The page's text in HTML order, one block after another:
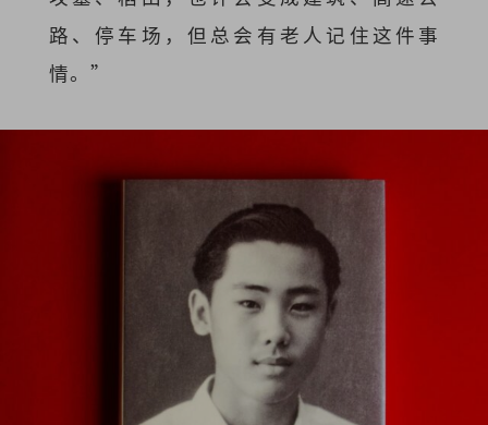
路、停车场，但总会有老人记住这件事
情。”